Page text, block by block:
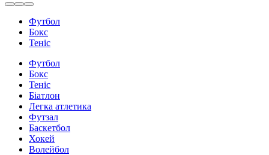
Футбол
Бокс
Теніс
Футбол
Бокс
Теніс
Біатлон
Легка атлетика
Футзал
Баскетбол
Хокей
Волейбол